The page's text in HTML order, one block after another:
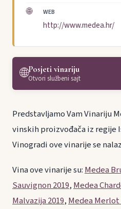
🌐 WEB
http://www.medea.hr/
🌐Posjeti vinariju
Otvori službeni sajt
Predstavljamo Vam Vinariju
vinskih proizvođača iz regije
Vinogradi ove vinarije se
Vina ove vinarije su:Medea
Sauvignon 2019,Medea
Malvazija 2019,Medea Merlot